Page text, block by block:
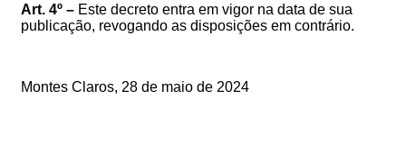
Art. 4º – Este decreto entra em vigor na data de sua
publicação, revogando as disposições em contrário.
Montes Claros, 28 de maio de 2024